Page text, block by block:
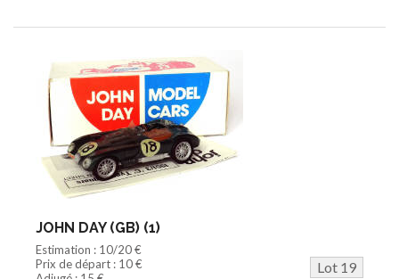
JOHN DAY (GB) (1)
Estimation : 10/20 €
Prix de départ : 10 €
Lot 19